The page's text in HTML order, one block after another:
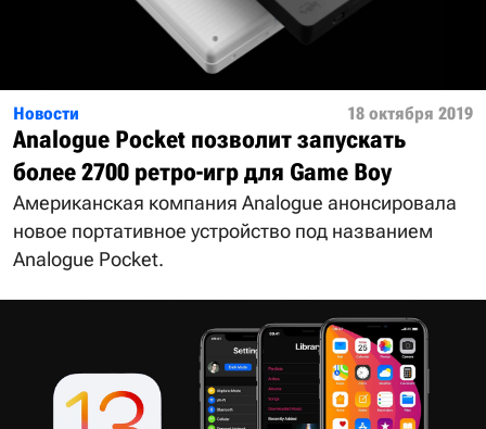
Новости 18 октября 2019
Analogue Pocket позволит запускать
более 2700 ретро-игр для Game Boy
Американская компания Analogue анонсировала
новое портативное устройство под названием
Analogue Pocket.